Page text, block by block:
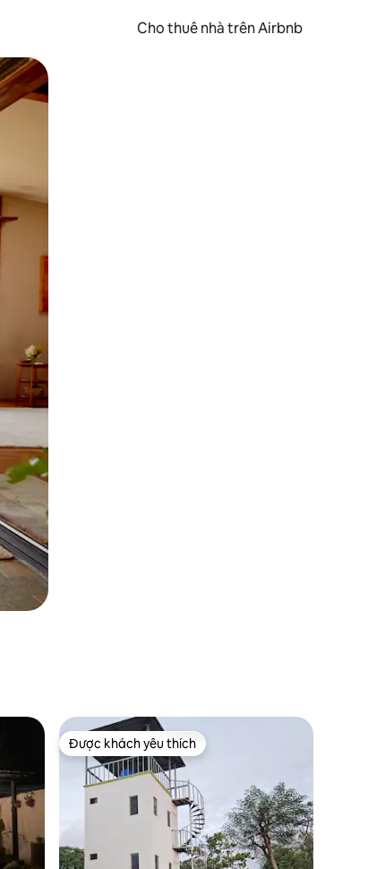
Cho thuê nhà trên Airbnb
Được khách yêu thích
Được khách yêu thích